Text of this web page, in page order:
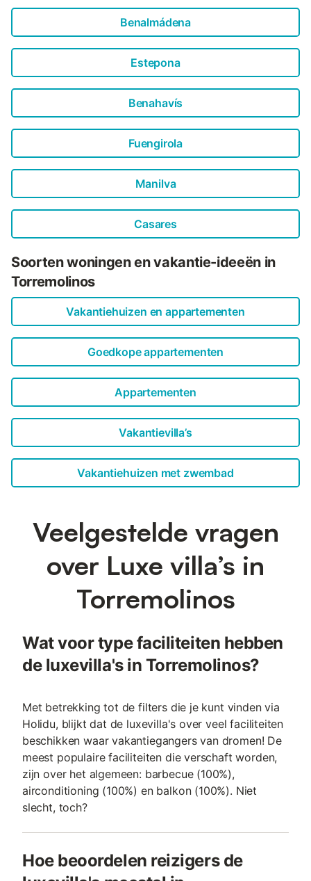
Benalmádena
Estepona
Benahavís
Fuengirola
Manilva
Casares
Soorten woningen en vakantie-ideeën in
Torremolinos
Vakantiehuizen en appartementen
Goedkope appartementen
Appartementen
Vakantievilla’s
Vakantiehuizen met zwembad
Veelgestelde vragen
over Luxe villa’s in
Torremolinos
Wat voor type faciliteiten hebben
de luxevilla's in Torremolinos?
Met betrekking tot de filters die je kunt vinden via
Holidu, blijkt dat de luxevilla's over veel faciliteiten
beschikken waar vakantiegangers van dromen! De
meest populaire faciliteiten die verschaft worden,
zijn over het algemeen: barbecue (100%),
airconditioning (100%) en balkon (100%). Niet
slecht, toch?
Hoe beoordelen reizigers de